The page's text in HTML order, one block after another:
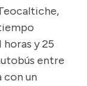
horas y 25
entre
con un